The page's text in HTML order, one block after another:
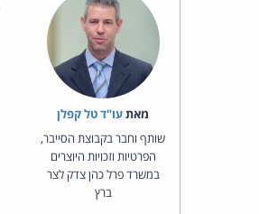
מאת‏עו"ד טל קפלן
שותף וחבר בקבוצת הסייבר,
הפרטיות וזכויות היוצרים
במשרד פרל כהן צדק לצר
ברץ